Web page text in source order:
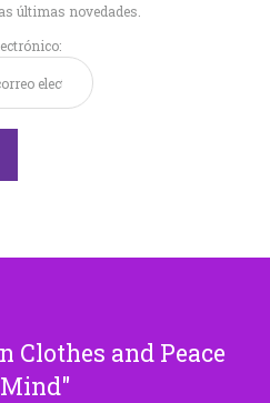
últimas novedades.
Clothes and Peace